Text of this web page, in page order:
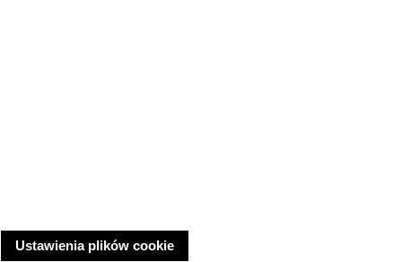
Ustawienia plików cookie